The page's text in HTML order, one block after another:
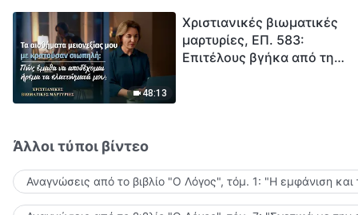
48:13
Χριστιανικές βιωματικές
μαρτυρίες, ΕΠ. 583:
Επιτέλους βγήκα από τη
Άλλοι τύποι βίντεο
Αναγνώσεις από το βιβλίο "Ο Λόγος", τόμ. 1: "Η εμφάνιση